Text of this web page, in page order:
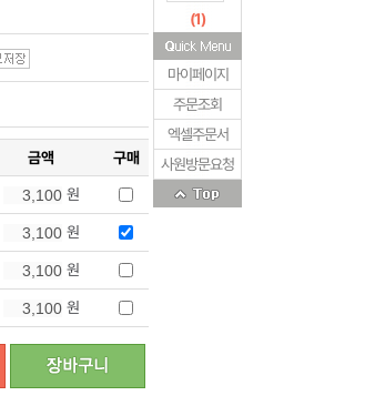
금액 구매
원
원
원
원
(1)
마이페이지
주문조회
엑셀주문서
사원방문요청